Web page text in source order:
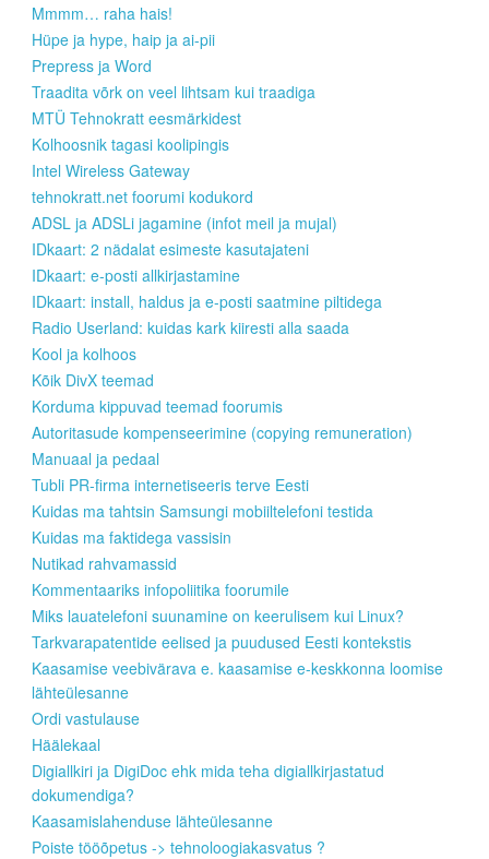
Mmmm… raha hais!
Hüpe ja hype, haip ja ai-pii
Prepress ja Word
Traadita võrk on veel lihtsam kui traadiga
MTÜ Tehnokratt eesmärkidest
Kolhoosnik tagasi koolipingis
Intel Wireless Gateway
tehnokratt.net foorumi kodukord
ADSL ja ADSLi jagamine (infot meil ja mujal)
IDkaart: 2 nädalat esimeste kasutajateni
IDkaart: e-posti allkirjastamine
IDkaart: install, haldus ja e-posti saatmine piltidega
Radio Userland: kuidas kark kiiresti alla saada
Kool ja kolhoos
Kõik DivX teemad
Korduma kippuvad teemad foorumis
Autoritasude kompenseerimine (copying remuneration)
Manuaal ja pedaal
Tubli PR-firma internetiseeris terve Eesti
Kuidas ma tahtsin Samsungi mobiiltelefoni testida
Kuidas ma faktidega vassisin
Nutikad rahvamassid
Kommentaariks infopoliitika foorumile
Miks lauatelefoni suunamine on keerulisem kui Linux?
Tarkvarapatentide eelised ja puudused Eesti kontekstis
Kaasamise veebivärava e. kaasamise e-keskkonna loomise
lähteülesanne
Ordi vastulause
Häälekaal
Digiallkiri ja DigiDoc ehk mida teha digiallkirjastatud
dokumendiga?
Kaasamislahenduse lähteülesanne
Poiste tööõpetus -> tehnoloogiakasvatus ?